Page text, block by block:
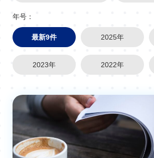
年号：
最新9件 2025年
2023年 2022年